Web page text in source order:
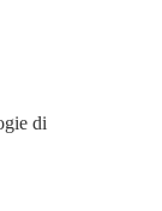
di